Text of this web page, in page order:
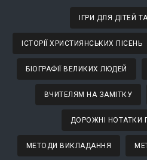
ІГРИ ДЛЯ ДІТЕЙ
ІСТОРІЇ ХРИСТИЯНСЬКИХ ПІСЕНЬ
БІОГРАФІЇ ВЕЛИКИХ ЛЮДЕЙ
ВЧИТЕЛЯМ НА ЗАМІТКУ
ДОРОЖНІ НОТАТКИ
МЕТОДИ ВИКЛАДАННЯ